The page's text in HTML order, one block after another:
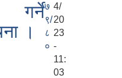
गर्ने
।
७
९/
८
०
4/
20
23
-
11:
03